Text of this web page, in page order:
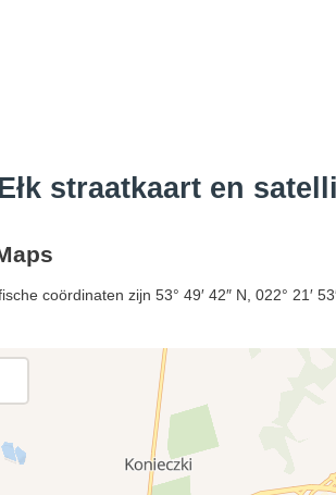
straatkaart en
coördinaten zijn 53° 49′ 42″ N, 022°